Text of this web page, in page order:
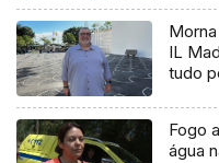
IL
tudo
Fogo
água